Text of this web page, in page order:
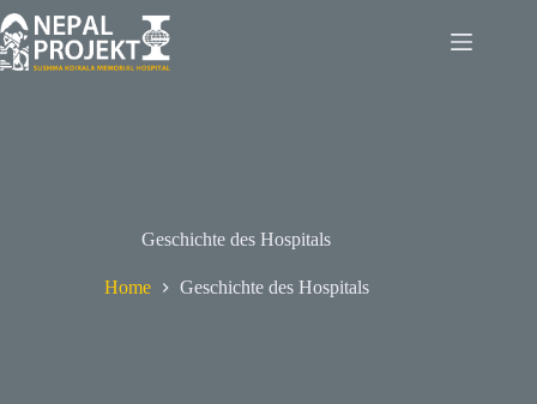
Skip
to
content
Geschichte des Hospitals
Home Geschichte des Hospitals